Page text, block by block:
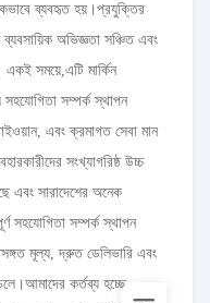
ব্যবহৃত হয়।প্রযুক্তির
অভিজ্ঞতা সঞ্চিত এবং
একই সময়ে,এটি মার্কিন
সহযোগিতা সম্পর্ক স্থাপন
এবং ক্রমাগত সেবা মান
সংখ্যাগরিষ্ঠ উচ্চ
এবং সারাদেশের অনেক
সহযোগিতা সম্পর্ক স্থাপন
মূল্য, দ্রুত ডেলিভারি এবং
কর্তব্য হচ্ছে,